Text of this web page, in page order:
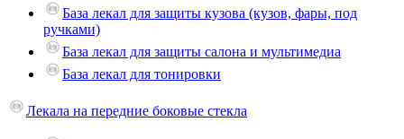
База лекал для защиты кузова (кузов, фары, под
ручками)
База лекал для защиты салона и мультимедиа
База лекал для тонировки
Лекала на передние боковые стекла